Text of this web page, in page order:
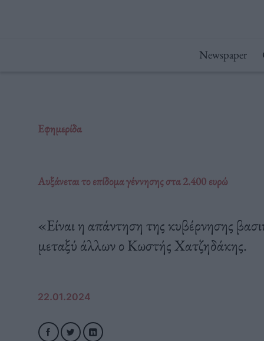
Newspaper
Εφημερίδα
Αυξάνεται το επίδομα γέννησης στα 2.400 ευρώ
«Είναι η απάντηση της κυβέρνησης
μεταξύ άλλων ο Κωστής Χατζηδάκης.
22.01.2024